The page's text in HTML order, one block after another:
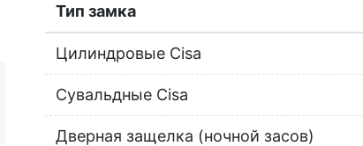
Тип замка
Цилиндровые Cisa
Сувальдные Cisa
Дверная защелка (ночной засов)